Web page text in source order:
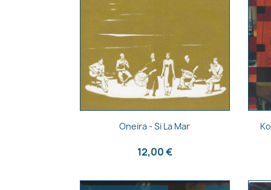
Aperçu rapide
Oneira - Si La Mar
12,00 €